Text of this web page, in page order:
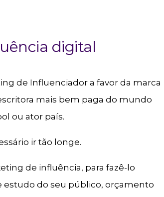
digital
de Influenciador a favor da marca
mais bem paga do mundo
ou ator país.
ir tão longe.
de influência, para fazê-lo
estudo do seu público, orçamento